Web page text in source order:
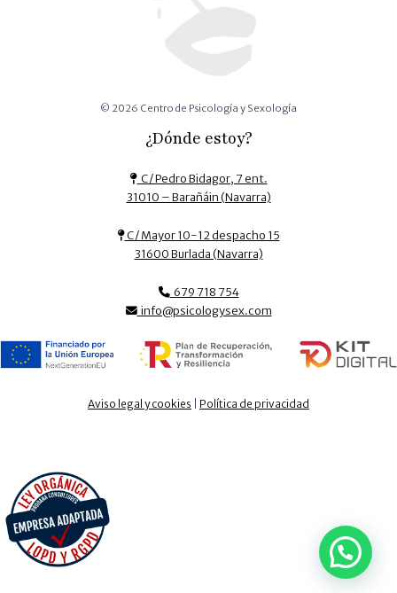
© 2026 Centro de Psicología y Sexología
¿Dónde estoy?
C/ Pedro Bidagor, 7 ent.
31010 – Barañáin (Navarra)
C/ Mayor 10-12 despacho 15
31600 Burlada (Navarra)
679 718 754
info@psicologysex.com
Aviso legal y cookies Política de privacidad